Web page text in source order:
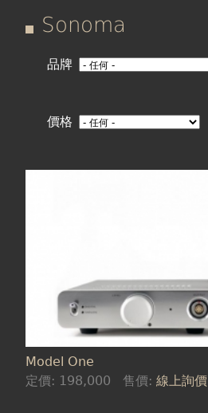
您 Sonoma
品牌
價格
Model One
定價: 198,000 售價:線上詢價